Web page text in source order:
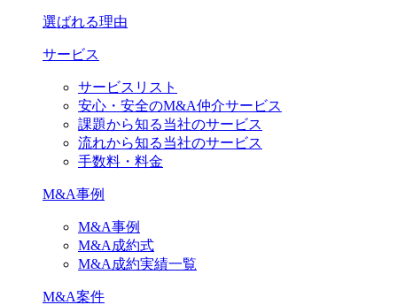
選ばれる理由
サービス
サービスリスト
安心・安全のM&A仲介サービス
課題から知る当社のサービス
流れから知る当社のサービス
手数料・料金
M&A事例
M&A事例
M&A成約式
M&A成約実績一覧
M&A案件